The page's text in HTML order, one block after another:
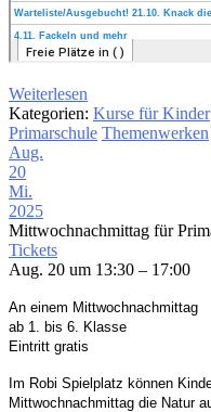
Weiterlesen
Kategorien: Kurse für Kinder
Primarschule Themenwerken
Aug.
20
Mi.
2025
Mittwochnachmittag für
Tickets
Aug. 20 um 13:30 – 17:00
An einem Mittwochnachmittag
ab 1. bis 6. Klasse
Eintritt gratis
Im Robi Spielplatz können
Mittwochnachmittag die Natur